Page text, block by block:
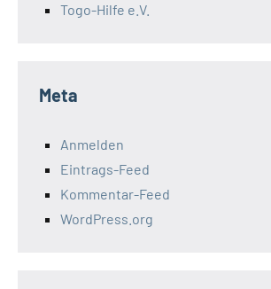
Togo-Hilfe e.V.
Meta
Anmelden
Eintrags-Feed
Kommentar-Feed
WordPress.org